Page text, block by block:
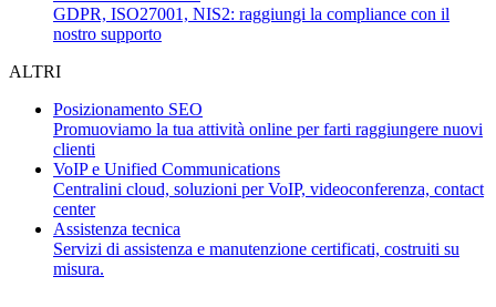
GDPR, ISO27001, NIS2: raggiungi la compliance con il
nostro supporto
ALTRI
Posizionamento SEO
Promuoviamo la tua attività online per farti raggiungere nuovi
clienti
VoIP e Unified Communications
Centralini cloud, soluzioni per VoIP, videoconferenza, contact
center
Assistenza tecnica
Servizi di assistenza e manutenzione certificati, costruiti su
misura.